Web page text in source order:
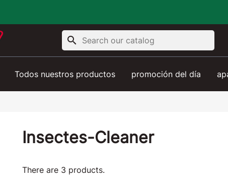
search
Todos nuestros productos promoción del día
Insectes-Cleaner
There are 3 products.